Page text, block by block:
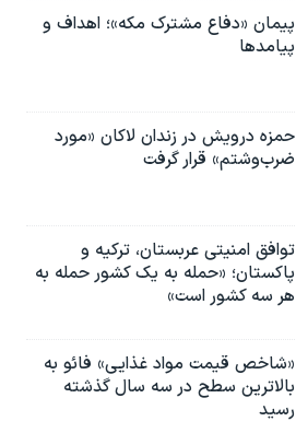
پیمان «دفاع مشترک مکه»؛ اهداف و
پیامدها
حمزه درویش در زندان لاکان «مورد
ضرب‌وشتم» قرار گرفت
توافق امنیتی عربستان، ترکیه و
پاکستان؛ «حمله به یک کشور حمله به
هر سه کشور است»
«شاخص قیمت مواد غذایی» فائو به
بالاترین سطح در سه سال گذشته
رسید